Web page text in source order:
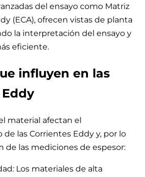
del ensayo como Matriz
(ECA), ofrecen vistas de planta
la interpretación del ensayo y
eficiente.
influyen en las
material afectan el
las Corrientes Eddy y, por lo
de las mediciones de espesor:
Los materiales de alta